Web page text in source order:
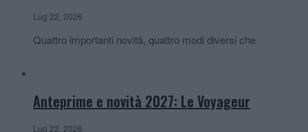
Lug 22, 2026
Quattro importanti novità, quattro modi diversi che
Anteprime e novità 2027: Le Voyageur
Lug 22, 2026